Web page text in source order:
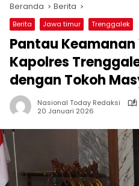
Beranda Berita
Berita Jawa timur Trenggalek
Pantau
Kapolres
dengan Tokoh
Nasional Today Redaksi
20 Januari 2026